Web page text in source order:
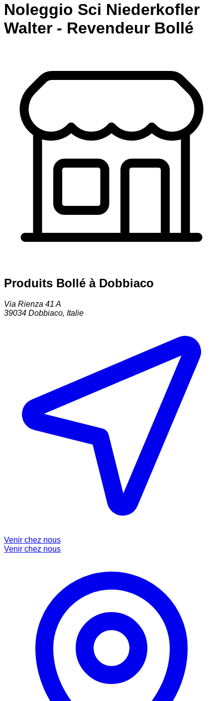
Noleggio Sci Niederkofler
Walter - Revendeur Bollé
Produits Bollé à Dobbiaco
Via Rienza 41 A
39034 Dobbiaco, Italie
Venir chez nous
Venir chez nous